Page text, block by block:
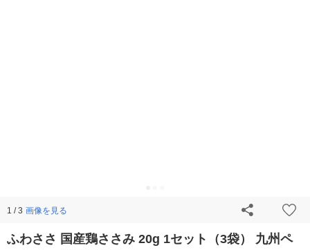
1 / 3 画像を見る
ふわささ 国産鶏ささみ 20g 1セット（3袋） 九州ペ